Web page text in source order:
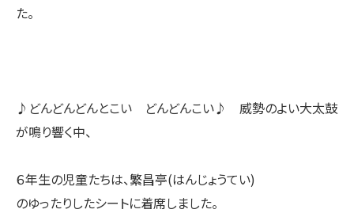
た。
♪どんどんどんとこい どんどんこい♪ 威勢のよい大太鼓
が鳴り響く中、
６年生の児童たちは、繁昌亭(はんじょうてい)
のゆったりしたシートに着席しました。